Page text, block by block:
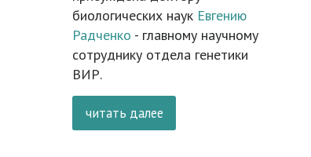
биологических наук Евгению
Радченко - главному научному
сотруднику отдела генетики
ВИР.
читать далее